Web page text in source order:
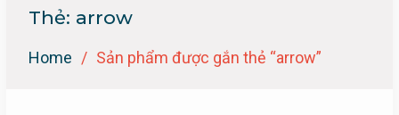
Thẻ: arrow
Home Sản phẩm được gắn thẻ “arrow”